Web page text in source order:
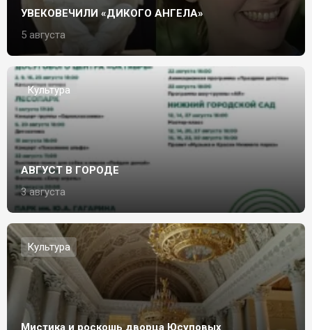
УВЕКОВЕЧИЛИ «ДИКОГО АНГЕЛА»
5 августа
Культура
АВГУСТ В ГОРОДЕ
3 августа
Культура
Мистика и роскошь дворца Юсуповых